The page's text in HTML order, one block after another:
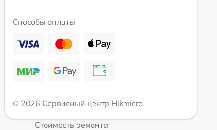
Способы оплаты
© 2026 Сервисный центр Hikmicro
Стоимость ремонта